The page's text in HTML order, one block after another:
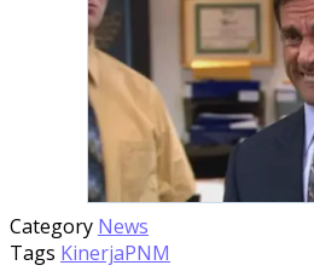
Category News
Tags KinerjaPNM